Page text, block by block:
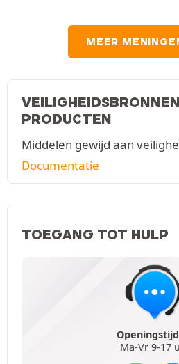
MEER
PRODUCTEN
Middelen gewijd aan
Documentatie
TOEGANG TOT HULP
Ma-Vr 9-17